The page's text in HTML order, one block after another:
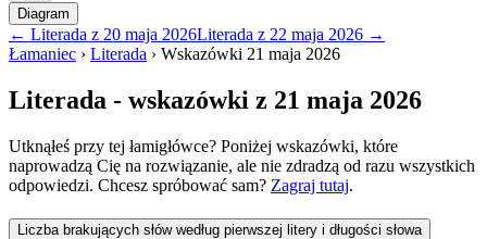
Diagram
← Literada z 20 maja 2026Literada z 22 maja 2026 →
Łamaniec › Literada › Wskazówki 21 maja 2026
Literada - wskazówki z 21 maja 2026
Utknąłeś przy tej łamigłówce? Poniżej wskazówki, które
naprowadzą Cię na rozwiązanie, ale nie zdradzą od razu wszystkich
odpowiedzi. Chcesz spróbować sam? Zagraj tutaj.
Liczba brakujących słów według pierwszej litery i długości słowa